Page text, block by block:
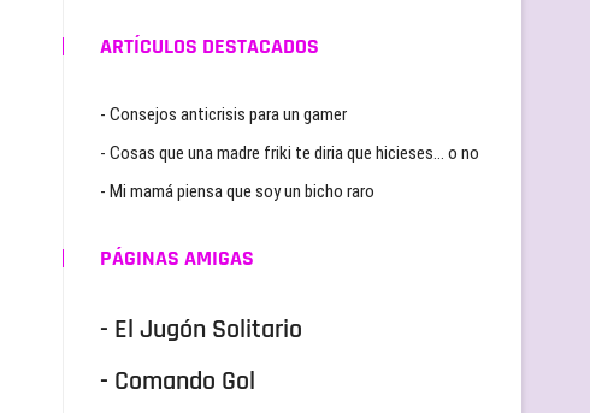
ARTÍCULOS DESTACADOS
- Consejos anticrisis para un gamer
- Cosas que una madre friki te diria que hicieses… o no
- Mi mamá piensa que soy un bicho raro
PÁGINAS AMIGAS
- El Jugón Solitario
- Comando Gol